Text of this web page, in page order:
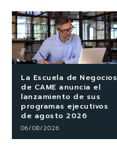
La Escuela de Negocios
de CAME anuncia el
lanzamiento de sus
programas ejecutivos
de agosto 2026
06/08/2026